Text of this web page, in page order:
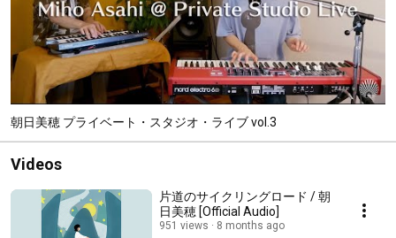
朝日美穂 プライベート・スタジオ・ライブ vol.3
Videos
片道のサイクリングロード / 朝
日美穂 [Official Audio]
951 views 8 months ago